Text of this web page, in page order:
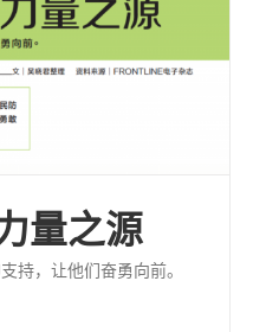
量之源
持，让他们奋勇向前。